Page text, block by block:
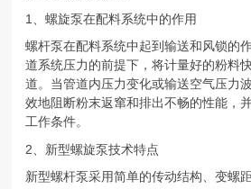
1、螺旋泵在配料系统中的作用
螺杆泵在配料系统中起到输送和风锁的
道系统压力的前提下，将计量好的粉料
道。当管道内压力变化或输送空气压力
效地阻断粉末返窜和排出不畅的性能，
工作条件。
2、新型螺旋泵技术特点
新型螺杆泵采用简单的传动结构、变螺